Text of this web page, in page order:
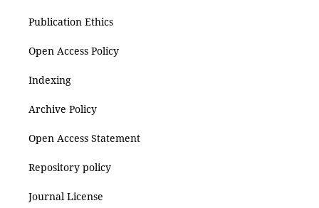
Publication Ethics
Open Access Policy
Indexing
Archive Policy
Open Access Statement
Repository policy
Journal License